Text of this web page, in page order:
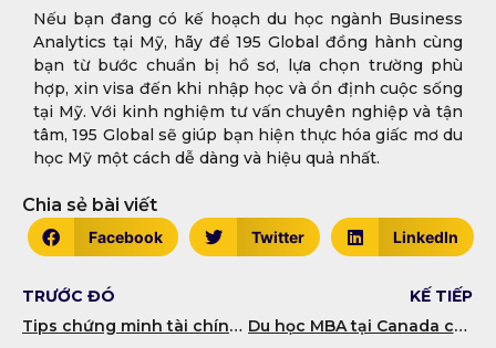
Nếu bạn đang có kế hoạch du học ngành Business
Analytics tại Mỹ, hãy để 195 Global đồng hành cùng
bạn từ bước chuẩn bị hồ sơ, lựa chọn trường phù
hợp, xin visa đến khi nhập học và ổn định cuộc sống
tại Mỹ. Với kinh nghiệm tư vấn chuyên nghiệp và tận
tâm, 195 Global sẽ giúp bạn hiện thực hóa giấc mơ du
học Mỹ một cách dễ dàng và hiệu quả nhất.
Chia sẻ bài viết
Facebook Twitter LinkedIn
TRƯỚC ĐÓ
Tips chứng minh tài chính du học Mỹ
KẾ TIẾP
Du học MBA tại Canada có phải lựa chọn hấp dẫn?